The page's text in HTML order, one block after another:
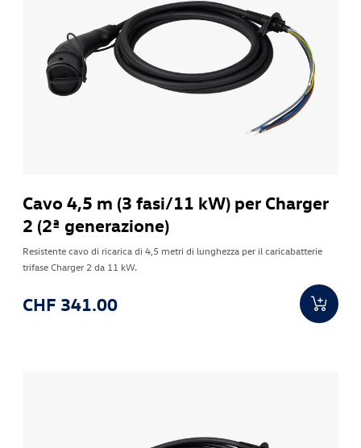
Cavo 4,5 m (3 fasi/11 kW) per Charger
2 (2ª generazione)
Resistente cavo di ricarica di 4,5 metri di lunghezza per il caricabatterie
trifase Charger 2 da 11 kW.
CHF 341.00